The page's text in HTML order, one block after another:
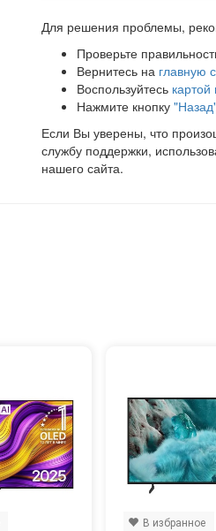
Для решения проблемы,
Проверьте
Вернитесь на главную
Воспользуйтесь
Нажмите кнопку
Если Вы уверены, что
службу поддержки,
нашего сайта.
В избранное